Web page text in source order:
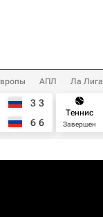
АПЛ Ла Лига
3 3
6 6
Теннис
Завершен